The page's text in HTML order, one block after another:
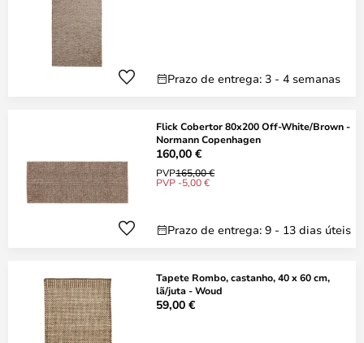
Prazo de entrega: 3 - 4 semanas
Flick Cobertor 80x200 Off-White/Brown -
Normann Copenhagen
160,00 €
PVP165,00 €
PVP -5,00 €
Prazo de entrega: 9 - 13 dias úteis
Tapete Rombo, castanho, 40 x 60 cm,
lã/juta - Woud
59,00 €